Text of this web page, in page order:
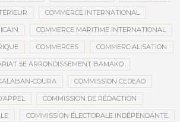
COMMERCE INTERNATIONAL
COMMERCE MARITIME INTERNATIONAL
COMMERCES COMMERCIALISATION
5E ARRONDISSEMENT BAMAKO
COURA COMMISSION CEDEAO
COMMISSION DE RÉDACTION
COMMISSION ÉLECTORALE INDÉPENDANTE